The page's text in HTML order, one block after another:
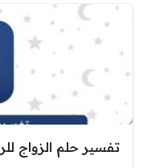
تفسير حلم الزواج